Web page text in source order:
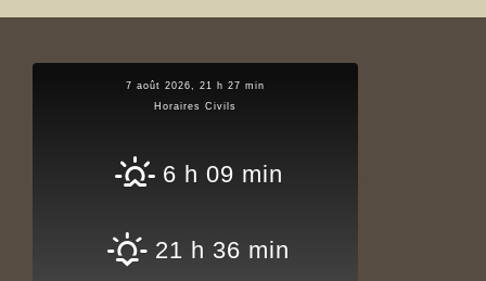
7 août 2026, 21 h 27 min
Horaires Civils
6 h 09 min
21 h 36 min